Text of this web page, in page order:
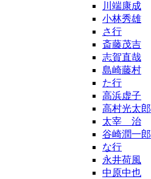
川端康成
小林秀雄
さ行
斎藤茂吉
志賀直哉
島崎藤村
た行
高浜虚子
高村光太郎
太宰 治
谷崎潤一郎
な行
永井荷風
中原中也